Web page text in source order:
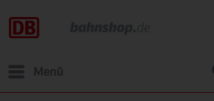
Menü